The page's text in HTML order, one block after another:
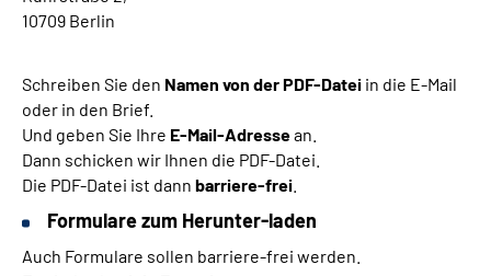
10709 Berlin
Schreiben Sie den Namen von der PDF-Datei in die E-Mail
oder in den Brief.
Und geben Sie Ihre E-Mail-Adressean.
Dann schicken wir Ihnen die PDF-Datei.
Die PDF-Datei ist dann barriere-frei
Formulare zum Herunter-laden
Auch Formulare sollen barriere-frei werden.